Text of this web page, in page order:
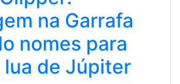
na Garrafa
nomes para
lua de Júpiter